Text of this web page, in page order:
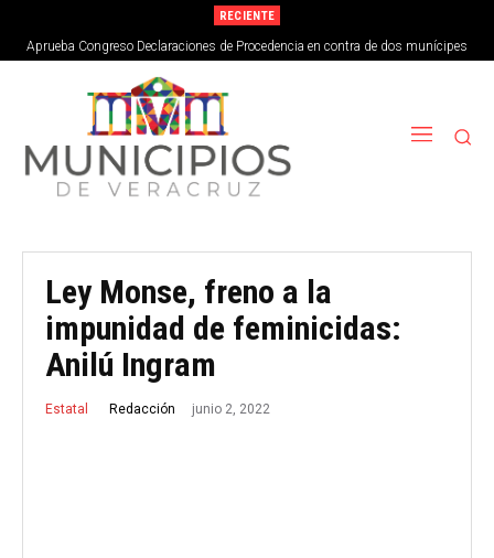
RECIENTE
Aprueba Congreso Declaraciones de Procedencia en contra de dos munícipes
Ley Monse, freno a la
impunidad de feminicidas:
Anilú Ingram
Estatal Redacción junio 2, 2022